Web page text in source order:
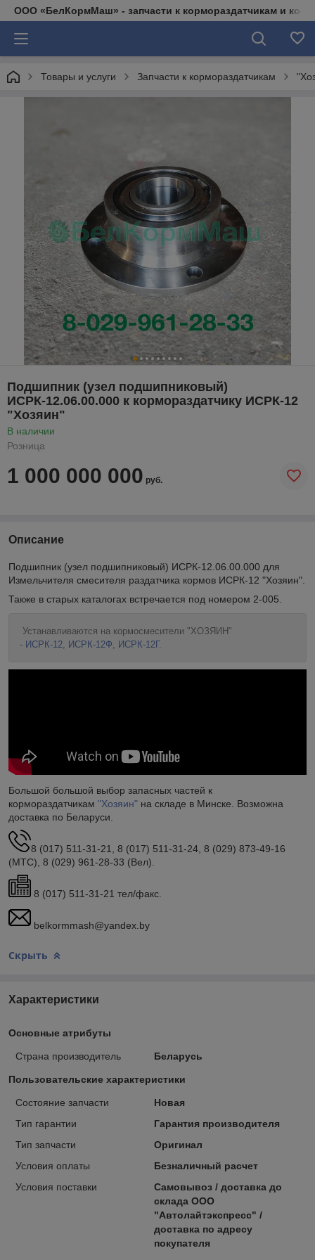
ООО «БелКормМаш» - запчасти к кормораздатчикам и
Товары и услуги Запчасти к кормораздатчикам
Подшипник (узел подшипниковый)
ИСРК-12.06.00.000 к кормораздатчику ИСРК-12
"Хозяин"
В наличии
Розница
1 000 000 000 руб.
Описание
Подшипник (узел подшипниковый) ИСРК-12.06.00.000 для
Измельчителя смесителя раздатчика кормов ИСРК-12 "Хозяин".
Также в старых каталогах встречается под номером 2-005.
Устанавливаются на кормосмесители "ХОЗЯИН"
- ИСРК-12 ИСРК-12Ф ИСРК-12Г.
Большой большой выбор запасных частей к
кормораздатчикам "Хозяин" на складе в Минске. Возможна
доставка по Беларуси.
8 (017) 511-31-21, 8 (017) 511-31-24, 8 (029) 873-49-16
(МТС), 8 (029) 961-28-33 (Вел).
8 (017) 511-31-21 тел/факс.
belkormmash@yandex.by
Скрыть
Характеристики
Основные атрибуты
Страна производитель Беларусь
Пользовательские характеристики
Состояние запчасти
Новая
Тип гарантии
Гарантия производителя
Тип запчасти
Оригинал
Условия оплаты
Безналичный расчет
Условия поставки
Самовывоз / доставка до
склада ООО
"Автолайтэкспресс" /
доставка по адресу
покупателя